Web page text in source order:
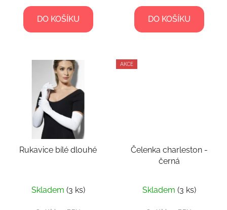
DO KOŠÍKU DO KOŠÍKU
Rukavice bílé dlouhé
Skladem (3 ks)
AKCE
Čelenka charleston -
černá
Skladem (3 ks)